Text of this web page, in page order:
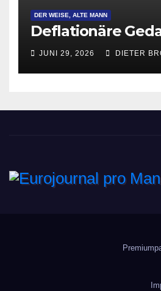
DER WEISE, ALTE MANN
Deflationäre
JUNI 29, 2026 DIETER